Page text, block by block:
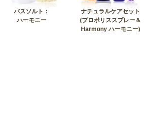
バスソルト：
ハーモニー
ナチュラルケアセット
(プロポリススプレー＆
Harmony ハーモニー)